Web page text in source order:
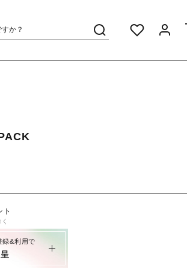
ト
録&利用で